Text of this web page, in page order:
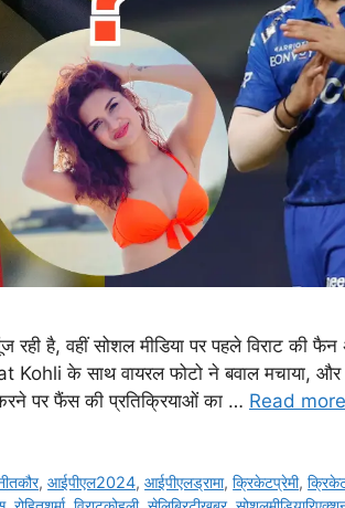
है, वहीं सोशल मीडिया पर पहले विराट की फैन
Kohli के साथ वायरल फोटो ने बवाल मचाया,
करने पर फैंस की प्रतिक्रियाओं का … Read more
,आईपीएल2024,आईपीएलड्रामा,क्रिकेटप्रेमी,